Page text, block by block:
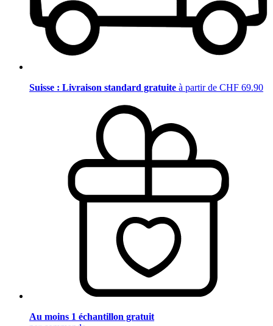
Suisse : Livraison standard gratuite à partir de CHF 69.90
Au moins 1 échantillon gratuit